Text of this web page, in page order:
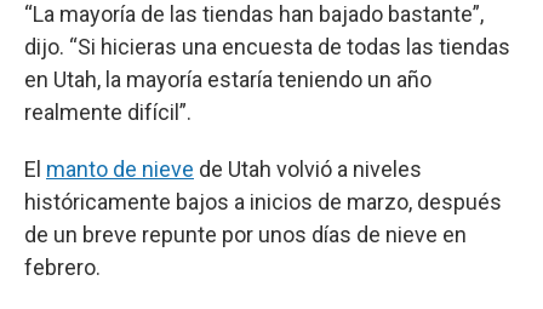
“La mayoría de las tiendas han bajado bastante”,
dijo. “Si hicieras una encuesta de todas las tiendas
en Utah, la mayoría estaría teniendo un año
realmente difícil”.
El manto de nieve de Utah volvió a niveles
históricamente bajos a inicios de marzo, después
de un breve repunte por unos días de nieve en
febrero.